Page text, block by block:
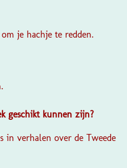
je hachje te redden.
geschikt kunnen zijn?
in verhalen over de Tweede